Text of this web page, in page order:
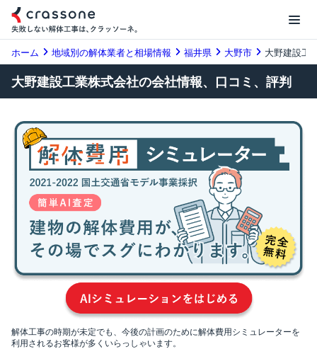
ホーム 地域別の解体業者と相場情報 福井県 大野市 大野建設工
大野建設工業株式会社の会社情報、口コミ、評判
解体工事の時期が未定でも、今後の計画のために解体費用シミュレーターを
利用されるお客様が多くいらっしゃいます。